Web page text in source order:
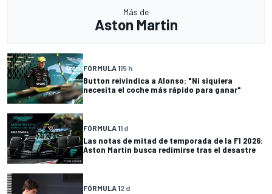
Más de
Aston Martin
FÓRMULA 115 h
Button reivindica a Alonso: "Ni siquiera
necesita el coche más rápido para ganar"
FÓRMULA 11 d
Las notas de mitad de temporada de la F1 2026:
Aston Martin busca redimirse tras el desastre
FÓRMULA 12 d